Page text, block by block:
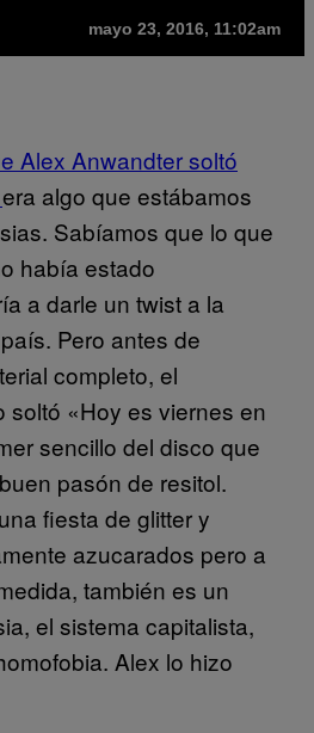
mayo 23, 2016, 11:02am
Alex Anwandter soltó
era algo que estábamos
Sabíamos que lo que
había estado
a darle un twist a la
Pero antes de
completo, el
soltó «Hoy es viernes en
sencillo del disco que
pasón de resitol.
fiesta de glitter y
azucarados pero a
también es un
el sistema capitalista,
Alex lo hizo